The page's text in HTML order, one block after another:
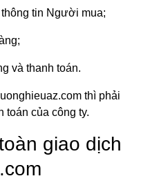
tin Người mua;
và thanh toán.
thì phải
toán của công ty.
giao dịch